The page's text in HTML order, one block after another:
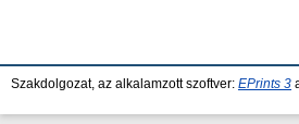
Szakdolgozat, az alkalamzott szoftver: EPrints 3